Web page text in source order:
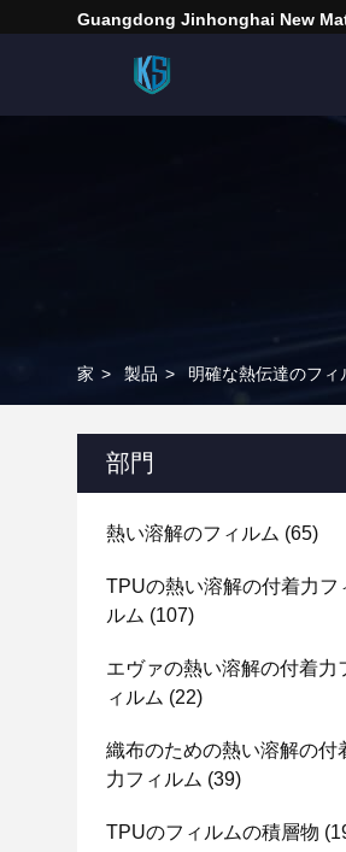
Guangdong Jinhonghai New
家 > 製品 > 明確な熱伝達のフィ
部門
熱い溶解のフィルム (65)
TPUの熱い溶解の付着力フ
ルム (107)
エヴァの熱い溶解の付着力
ィルム (22)
織布のための熱い溶解の付
力フィルム (39)
TPUのフィルムの積層物